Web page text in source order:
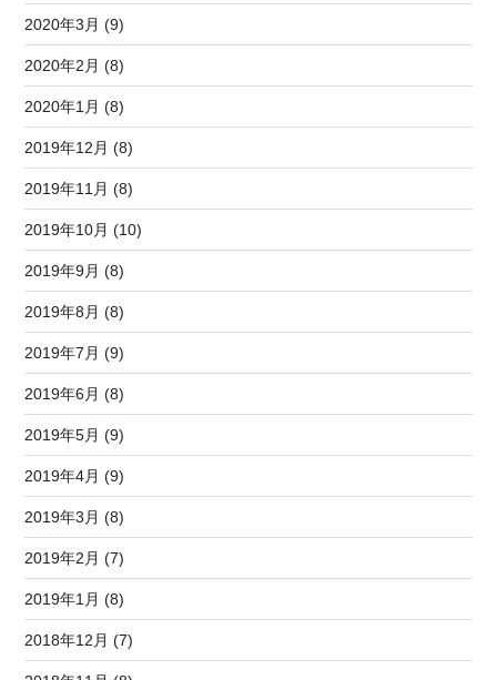
2020年3月 (9)
2020年2月 (8)
2020年1月 (8)
2019年12月 (8)
2019年11月 (8)
2019年10月 (10)
2019年9月 (8)
2019年8月 (8)
2019年7月 (9)
2019年6月 (8)
2019年5月 (9)
2019年4月 (9)
2019年3月 (8)
2019年2月 (7)
2019年1月 (8)
2018年12月 (7)